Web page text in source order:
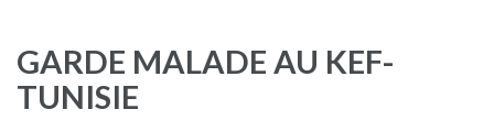
GARDE MALADE AU KEF-
TUNISIE